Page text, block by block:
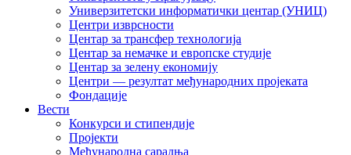
Универзитетски информатички центар (УНИЦ)
Центри изврсности
Центар за трансфер технологија
Центар за немачке и европске студије
Центар за зелену економију
Центри — резултат међународних пројеката
Фондације
Вести
Конкурси и стипендије
Пројекти
Међународна сарадња